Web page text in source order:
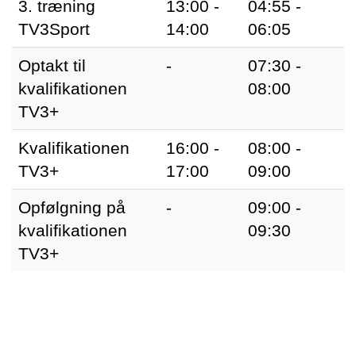
3. træning
TV3Sport
13:00 -
14:00
04:55 -
06:05
Optakt til
kvalifikationen
TV3+
-
07:30 -
08:00
Kvalifikationen
TV3+
16:00 -
17:00
08:00 -
09:00
Opfølgning på
kvalifikationen
TV3+
-
09:00 -
09:30